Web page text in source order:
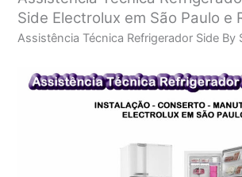
Side Electrolux em São Paulo e
Assistência Técnica Refrigerador Side By